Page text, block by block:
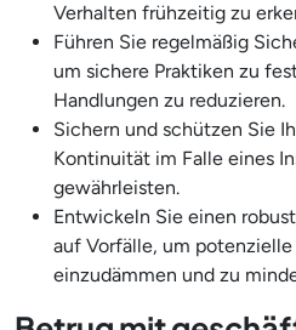
Verhalten frühzeitig zu
Führen Sie regelmäßig
um sichere Praktiken zu
Handlungen zu reduzieren.
Sichern und schützen Sie
Kontinuität im Falle eines
gewährleisten.
Entwickeln Sie einen
auf Vorfälle, um
einzudämmen und zu